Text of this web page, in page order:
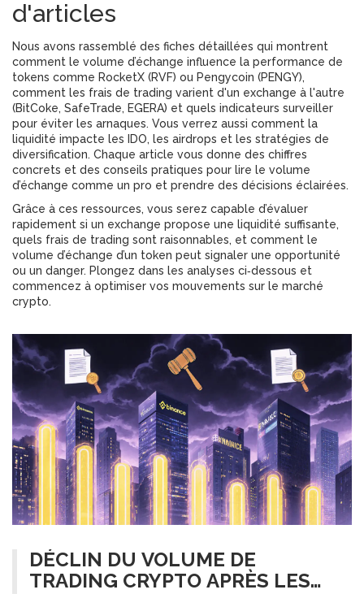
d'articles
Nous avons rassemblé des fiches détaillées qui montrent
comment le volume d’échange influence la performance de
tokens comme RocketX (RVF) ou Pengycoin (PENGY),
comment les frais de trading varient d'un exchange à l'autre
(BitCoke, SafeTrade, EGERA) et quels indicateurs surveiller
pour éviter les arnaques. Vous verrez aussi comment la
liquidité impacte les IDO, les airdrops et les stratégies de
diversification. Chaque article vous donne des chiffres
concrets et des conseils pratiques pour lire le volume
d’échange comme un pro et prendre des décisions éclairées.
Grâce à ces ressources, vous serez capable d’évaluer
rapidement si un exchange propose une liquidité suffisante,
quels frais de trading sont raisonnables, et comment le
volume d’échange d’un token peut signaler une opportunité
ou un danger. Plongez dans les analyses ci‑dessous et
commencez à optimiser vos mouvements sur le marché
crypto.
DÉCLIN DU VOLUME DE
TRADING CRYPTO APRÈS LES